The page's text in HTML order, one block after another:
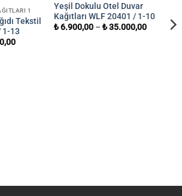
1
Tekstil
1-13
Yeşil Dokulu Otel Duvar
Kağıtları WLF 20401 / 1-10
₺6.900,00– ₺35.000,00